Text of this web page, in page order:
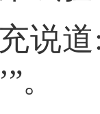
说
。